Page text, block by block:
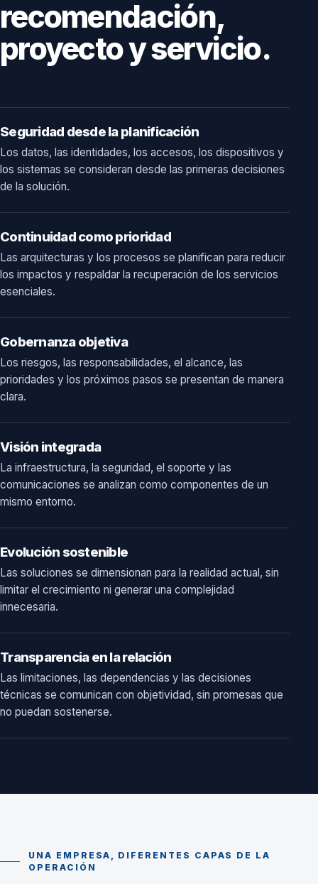
recomendación,
proyecto y servicio.
Seguridad desde la planificación
Los datos, las identidades, los accesos, los dispositivos y
los sistemas se consideran desde las primeras decisiones
de la solución.
Continuidad como prioridad
Las arquitecturas y los procesos se planifican para reducir
los impactos y respaldar la recuperación de los servicios
esenciales.
Gobernanza objetiva
Los riesgos, las responsabilidades, el alcance, las
prioridades y los próximos pasos se presentan de manera
clara.
Visión integrada
La infraestructura, la seguridad, el soporte y las
comunicaciones se analizan como componentes de un
mismo entorno.
Evolución sostenible
Las soluciones se dimensionan para la realidad actual, sin
limitar el crecimiento ni generar una complejidad
innecesaria.
Transparencia en la relación
Las limitaciones, las dependencias y las decisiones
técnicas se comunican con objetividad, sin promesas que
no puedan sostenerse.
UNA EMPRESA, DIFERENTES CAPAS DE LA
OPERACIÓN